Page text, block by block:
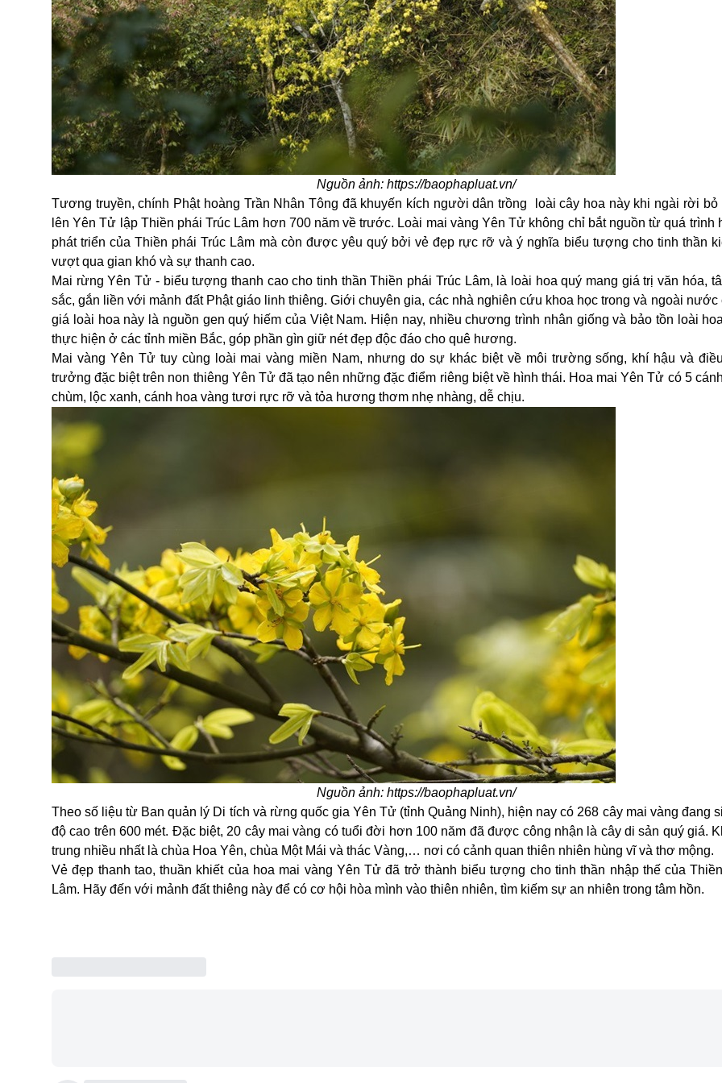
Nguồn ảnh:https://baophapluat.vn/
Tương truyền, chính Phật hoàng Trần Nhân Tông đã khuyến kích người dân trồng
loài cây hoa này khi ngài rời bỏ
lên Yên Tử lập Thiền phái Trúc Lâm hơn 700 năm về trước. Loài mai vàng Yên Tử không chỉ bắt nguồn từ quá trình
phát triển của Thiền phái Trúc Lâm mà còn được yêu quý bởi vẻ đẹp rực rỡ và ý nghĩa biểu tượng cho tinh thần
vượt qua gian khó và sự thanh cao.
Mai rừng Yên Tử - biểu tượng thanh cao cho tinh thần Thiền phái Trúc Lâm, là loài hoa quý mang giá trị văn hóa,
sắc, gắn liền với mảnh đất Phật giáo linh thiêng. Giới chuyên gia, các nhà nghiên cứu khoa học trong và ngoài nước
giá loài hoa này là nguồn gen quý hiếm của Việt Nam. Hiện nay, nhiều chương trình nhân giống và bảo tồn loài
thực hiện ở các tỉnh miền Bắc, góp phần gìn giữ nét đẹp độc đáo cho quê hương.
Mai vàng Yên Tử tuy cùng loài mai vàng miền Nam, nhưng do sự khác biệt về môi trường sống, khí hậu và
trưởng đặc biệt trên non thiêng Yên Tử đã tạo nên những đặc điểm riêng biệt về hình thái. Hoa mai Yên Tử có 5
chùm, lộc xanh, cánh hoa vàng tươi rực rỡ và tỏa hương thơm nhẹ nhàng, dễ chịu.
Nguồn ảnh:https://baophapluat.vn/
Theo số liệu từ Ban quản lý Di tích và rừng quốc gia Yên Tử (tỉnh Quảng Ninh), hiện nay có 268 cây mai vàng đang
độ cao trên 600 mét. Đặc biệt, 20 cây mai vàng có tuổi đời hơn 100 năm đã được công nhận là cây di sản quý giá.
trung nhiều nhất là chùa Hoa Yên, chùa Một Mái và thác Vàng,… nơi có cảnh quan thiên nhiên hùng vĩ và thơ mộng.
Vẻ đẹp thanh tao, thuần khiết của hoa mai vàng Yên Tử đã trở thành biểu tượng cho tinh thần nhập thế của
Lâm. Hãy đến với mảnh đất thiêng này để có cơ hội hòa mình vào thiên nhiên, tìm kiếm sự an nhiên trong tâm hồn.